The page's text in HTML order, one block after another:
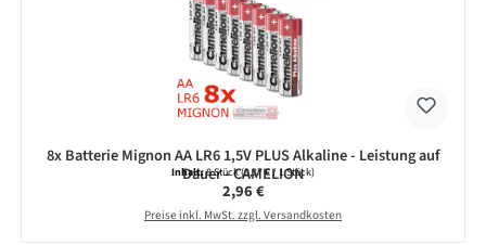
8x Batterie Mignon AA LR6 1,5V PLUS Alkaline - Leistung auf
Dauer - CAMELION
Inhalt:8 Stück(0,37 € / 1 Stück)
Regulärer Preis:
2,96 €
Preise inkl. MwSt. zzgl. Versandkosten